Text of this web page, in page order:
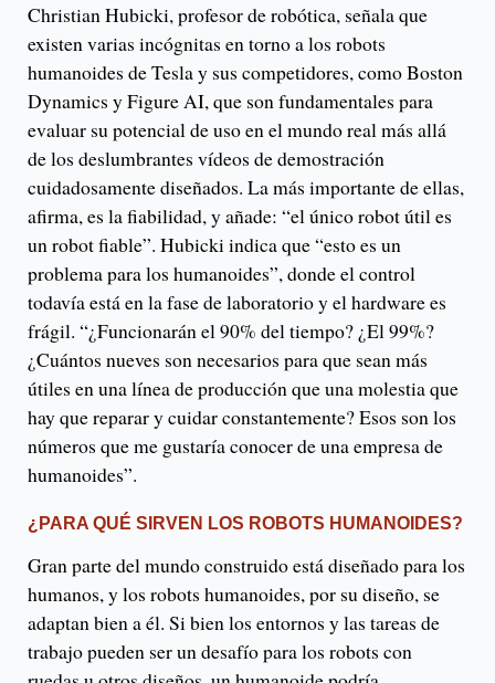
Christian Hubicki, profesor de robótica, señala que
existen varias incógnitas en torno a los robots
humanoides de Tesla y sus competidores, como Boston
Dynamics y Figure AI, que son fundamentales para
evaluar su potencial de uso en el mundo real más allá
de los deslumbrantes vídeos de demostración
cuidadosamente diseñados. La más importante de ellas,
afirma, es la fiabilidad, y añade: “el único robot útil es
un robot fiable”. Hubicki indica que “esto es un
problema para los humanoides”, donde el control
todavía está en la fase de laboratorio y el hardware es
frágil. “¿Funcionarán el 90% del tiempo? ¿El 99%?
¿Cuántos nueves son necesarios para que sean más
útiles en una línea de producción que una molestia que
hay que reparar y cuidar constantemente? Esos son los
números que me gustaría conocer de una empresa de
humanoides”.
¿PARA QUÉ SIRVEN LOS ROBOTS HUMANOIDES?
Gran parte del mundo construido está diseñado para los
humanos, y los robots humanoides, por su diseño, se
adaptan bien a él. Si bien los entornos y las tareas de
trabajo pueden ser un desafío para los robots con